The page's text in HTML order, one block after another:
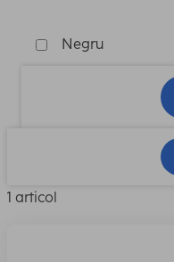
Negru
1 articol